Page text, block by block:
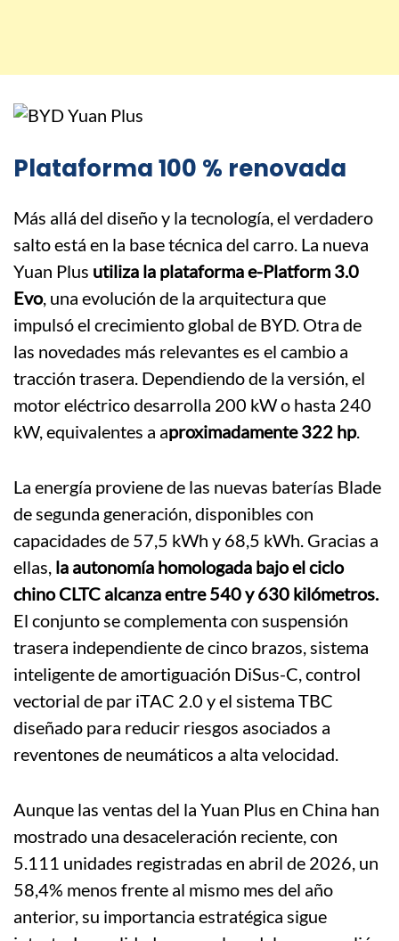
Plataforma 100 % renovada
Más allá del diseño y la tecnología, el verdadero
salto está en la base técnica del carro. La nueva
Yuan Plus utiliza la plataforma e-Platform 3.0
Evo, una evolución de la arquitectura que
impulsó el crecimiento global de BYD. Otra de
las novedades más relevantes es el cambio a
tracción trasera. Dependiendo de la versión, el
motor eléctrico desarrolla 200 kW o hasta 240
kW, equivalentes a aproximadamente 322 hp.
La energía proviene de las nuevas baterías Blade
de segunda generación, disponibles con
capacidades de 57,5 kWh y 68,5 kWh. Gracias a
ellas, la autonomía homologada bajo el ciclo
chino CLTC alcanza entre 540 y 630 kilómetros.
El conjunto se complementa con suspensión
trasera independiente de cinco brazos, sistema
inteligente de amortiguación DiSus-C, control
vectorial de par iTAC 2.0 y el sistema TBC
diseñado para reducir riesgos asociados a
reventones de neumáticos a alta velocidad.
Aunque las ventas del la Yuan Plus en China han
mostrado una desaceleración reciente, con
5.111 unidades registradas en abril de 2026, un
58,4% menos frente al mismo mes del año
anterior, su importancia estratégica sigue